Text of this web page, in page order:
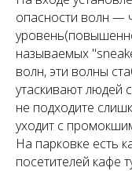
опасности волн —
называемых
волн, эти волны
утаскивают людей
не подходите
уходит с
На парковке есть
посетителей кафе